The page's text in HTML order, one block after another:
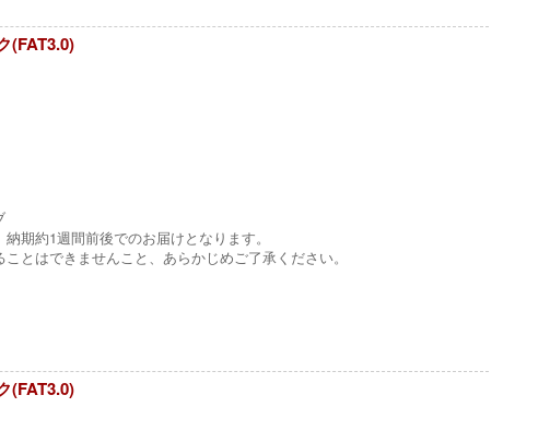
(FAT3.0)
期約1週間前後でのお届けとなります。
とはできませんこと、あらかじめご了承ください。
(FAT3.0)